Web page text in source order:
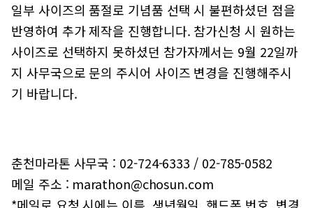
일부 사이즈의 품절로 기념품 선택 시 불편하셨던 점을
반영하여 추가 제작을 진행합니다. 참가신청 시 원하는
사이즈로 선택하지 못하셨던 참가자께서는 9월 22일까
지 사무국으로 문의 주시어 사이즈 변경을 진행해주시
기 바랍니다.
춘천마라톤 사무국 : 02-724-6333 / 02-785-0582
메일 주소 : marathon@chosun.com